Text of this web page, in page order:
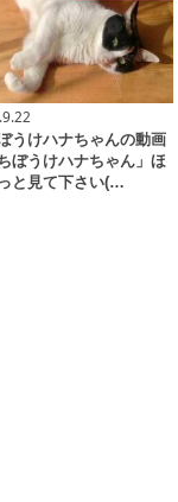
うけハナちゃんの動画
ちぼうけハナちゃん」ほ
と見て下さい(…